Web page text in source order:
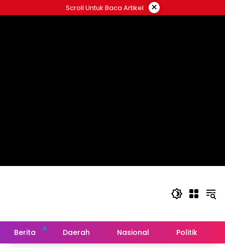
ke
Scroll Untuk Baca Artikel ×
Berita Daerah Nasional Politik